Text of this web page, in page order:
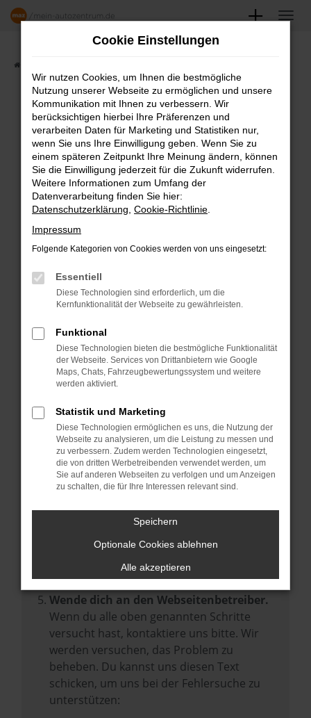
Zum
FAHRZEUGSHOWROOM
Fehler: Network Error
Beim Laden ist ein Fehler aufgetreten.
Hier sind ein paar Tipps, die dir helfen können:
Überprüfe deine Firewall und deine
Laden andere Webseiten, zum Beispiel
deine Suchmaschine?
Manche Erweiterungen, wie Werbeblocker,
können das Laden bestimmter Seiten
verhindern. Funktioniert die Seite in einem
anderen Browser oder in einem privaten
Starte dein Gerät neu.
Das kann manchmal helfen,
vorübergehende Probleme zu beheben.
Stelle sicher, dass dein Browser und dein
Betriebssystem auf dem neuesten Stand
sind.
Veraltete Software birgt nicht nur ein
Sicherheitsrisiko, sondern kann auch dazu
führen, dass bestimmte Funktionen nicht
mehr unterstützt werden.
Wende dich an den Webseitenbetreiber.
Wenn du alle oben genannten Schritte
versucht hast, kontaktiere uns bitte. Wir
werden versuchen, das Problem zu
beheben. Du kannst uns diesen Text
schicken, um uns bei der Fehlersuche zu
unterstützen:
Cookie Einstellungen
Wir nutzen Cookies, um Ihnen die bestmögliche
Nutzung unserer Webseite zu ermöglichen und unsere
Kommunikation mit Ihnen zu verbessern. Wir
berücksichtigen hierbei Ihre Präferenzen und
verarbeiten Daten für Marketing und Statistiken nur,
wenn Sie uns Ihre Einwilligung geben. Wenn Sie zu
einem späteren Zeitpunkt Ihre Meinung ändern, können
Sie die Einwilligung jederzeit für die Zukunft widerrufen.
Weitere Informationen zum Umfang der
Datenverarbeitung finden Sie hier:
Datenschutzerklärung Cookie-Richtlinie
Impressum
Folgende Kategorien von Cookies werden von uns eingesetzt:
Essentiell
Diese Technologien sind erforderlich, um die
Kernfunktionalität der Webseite zu gewährleisten.
Funktional
Diese Technologien bieten die bestmögliche Funktionalität
der Webseite. Services von Drittanbietern wie Google
Maps, Chats, Fahrzeugbewertungssystem und weitere
werden aktiviert.
Statistik und Marketing
Diese Technologien ermöglichen es uns, die Nutzung der
Webseite zu analysieren, um die Leistung zu messen und
zu verbessern. Zudem werden Technologien eingesetzt,
die von dritten Werbetreibenden verwendet werden, um
Sie auf anderen Webseiten zu verfolgen und um Anzeigen
zu schalten, die für Ihre Interessen relevant sind.
Speichern
Optionale Cookies ablehnen
Alle akzeptieren